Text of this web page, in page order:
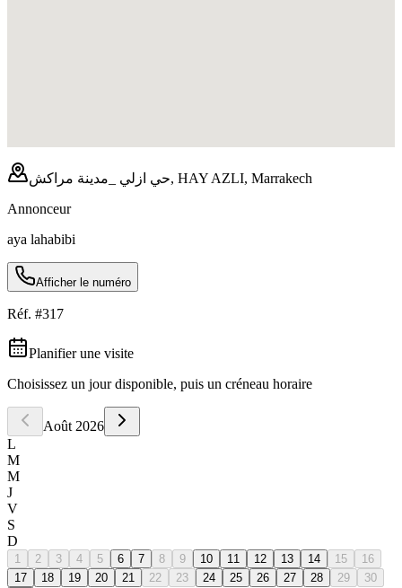
حي ازلي _مدينة مراكش, HAY AZLI, Marrakech
Annonceur
aya lahabibi
Afficher le numéro
Réf. #317
Planifier une visite
Choisissez un jour disponible, puis un créneau horaire
Août 2026
L
M
M
J
V
S
D
1 2 3 4 5 6 7 8 9 10 11 12 13 14 15
16
17
18 19 20 21 22 23 24 25 26 27 28 29
30